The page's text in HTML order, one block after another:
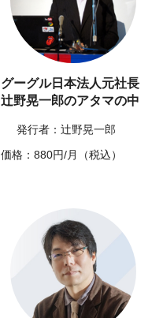
グーグル日本法人元社長
辻野晃一郎のアタマの中
発行者：辻野晃一郎
価格：880円/月（税込）